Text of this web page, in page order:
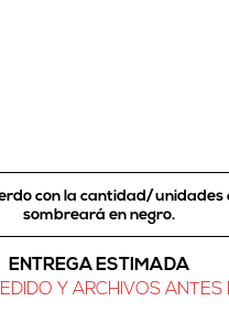
con la cantidad/
sombreará en negro.
ENTREGA ESTIMADA
Y ARCHIVOS ANTES